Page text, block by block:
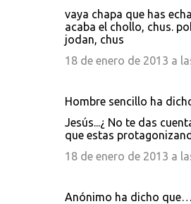
vaya chapa que has
acaba el chollo, chus.
jodan, chus
18 de enero de 2013 a
Hombre sencillo ha
Jesús...¿ No te das
que estas
18 de enero de 2013 a
Anónimo ha dicho que…